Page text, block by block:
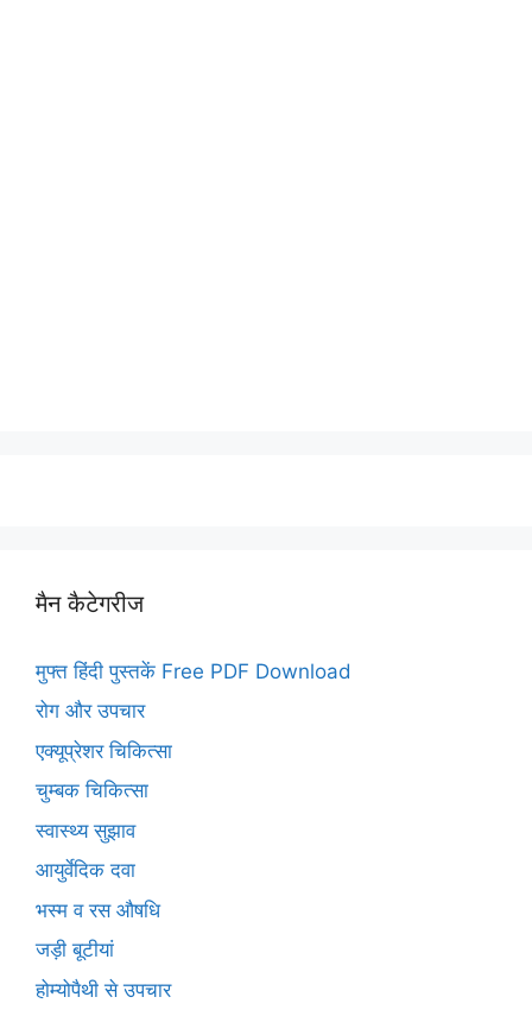
मैन कैटेगरीज
मुफ्त हिंदी पुस्तकें Free PDF Download
रोग और उपचार
एक्यूप्रेशर चिकित्सा
चुम्बक चिकित्सा
स्वास्थ्य सुझाव
आयुर्वेदिक दवा
भस्म व रस औषधि
जड़ी बूटीयां
होम्योपैथी से उपचार